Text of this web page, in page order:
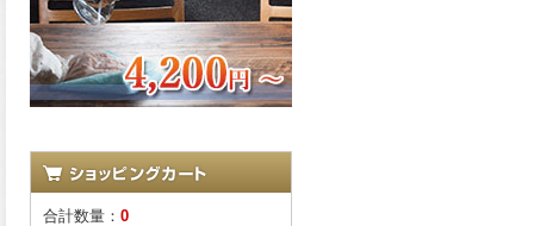
合計数量： 0